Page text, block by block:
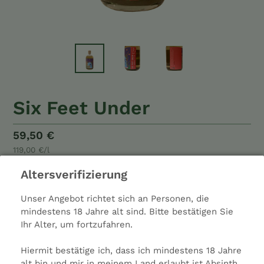
Altersverifizierung
Unser Angebot richtet sich an Personen, die
mindestens 18 Jahre alt sind. Bitte bestätigen Sie
Ihr Alter, um fortzufahren.
Hiermit bestätige ich, dass ich mindestens 18 Jahre
Six Feet Under
Normaler
Preis
59,50 €
Einzelpreis
119,00 €/pro
l
inkl. MwSt. zzgl. Versandkosten
Alkohol: 72%
Anis: Medium
Farbe: Grün